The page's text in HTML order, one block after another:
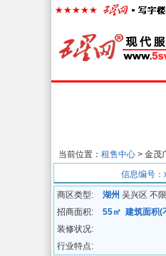
当前位置： 租售中心 > 金茂
信息编号
商区类型: 湖州 吴兴区 不限
招商面积:
55㎡ 建筑面积(
装修状况:
行业特点: